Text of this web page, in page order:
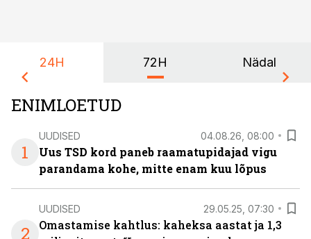
24H 72H Nädal
ENIMLOETUD
1
UUDISED 04.08.26, 08:00
Uus TSD kord paneb raamatupidajad vigu
parandama kohe, mitte enam kuu lõpus
2
UUDISED 29.05.25, 07:30
Omastamise kahtlus: kaheksa aastat ja 1,3